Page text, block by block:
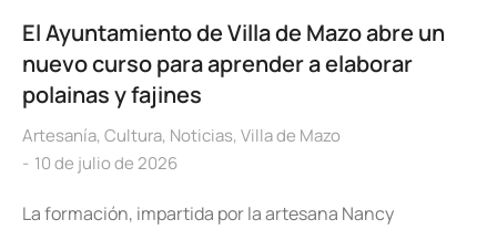
El Ayuntamiento de Villa de Mazo abre un
nuevo curso para aprender a elaborar
polainas y fajines
Artesanía, Cultura, Noticias, Villa de Mazo
10 de julio de 2026
La formación, impartida por la artesana Nancy